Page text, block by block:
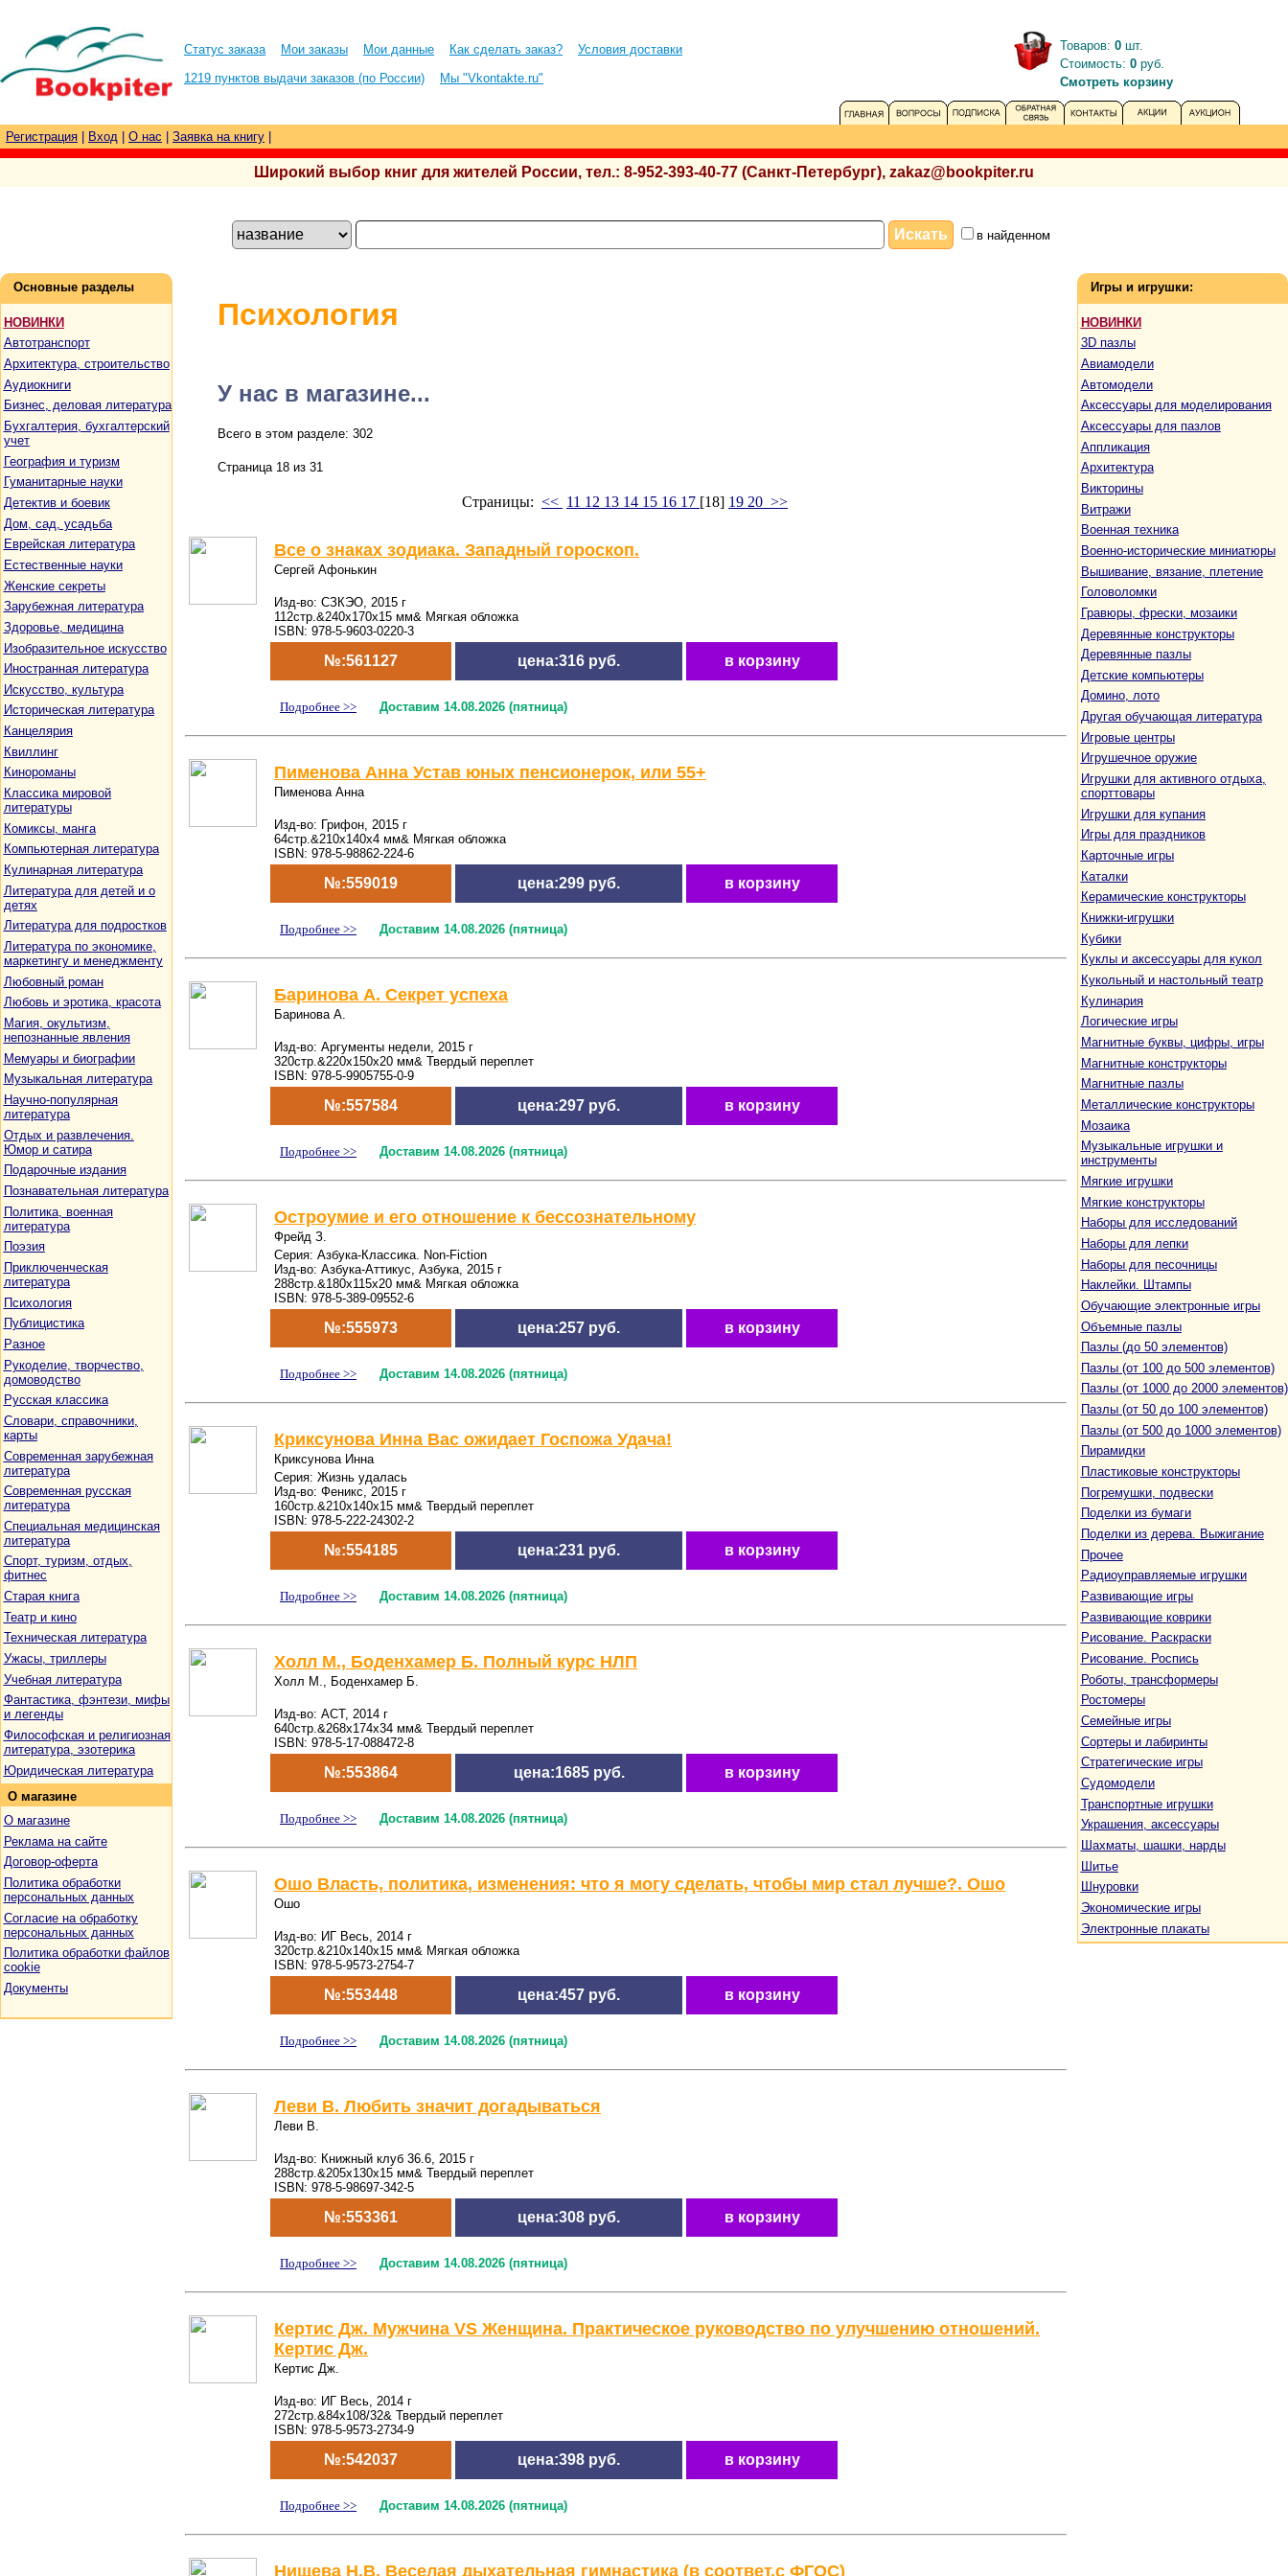
Статус заказа Мои заказы Мои данные Как сделать заказ?
Условия доставки
1219 пунктов выдачи заказов (по России)
Мы "Vkontakte.ru"
Товаров: 0 шт.
Стоимость: 0 руб.
Смотреть корзину
Регистрация Вход О нас Заявка на книгу
Широкий выбор книг для жителей России, тел.: 8-952-393-40-77 (Санкт-Петербург), zakaz@bookpiter.ru
в найденном
Основные разделы
НОВИНКИ
Автотранспорт
Архитектура, строительство
Аудиокниги
Бизнес, деловая литература
Бухгалтерия, бухгалтерский
учет
География и туризм
Гуманитарные науки
Детектив и боевик
Дом, сад, усадьба
Еврейская литература
Естественные науки
Женские секреты
Зарубежная литература
Здоровье, медицина
Изобразительное искусство
Иностранная литература
Искусство, культура
Историческая литература
Канцелярия
Квиллинг
Кинороманы
Классика мировой
литературы
Комиксы, манга
Компьютерная литература
Кулинарная литература
Литература для детей и о
детях
Литература для подростков
Литература по экономике,
маркетингу и менеджменту
Любовный роман
Любовь и эротика, красота
Магия, окультизм,
непознанные явления
Мемуары и биографии
Музыкальная литература
Научно-популярная
литература
Отдых и развлечения.
Юмор и сатира
Подарочные издания
Познавательная литература
Политика, военная
литература
Поэзия
Приключенческая
литература
Психология
Публицистика
Разное
Рукоделие, творчество,
домоводство
Русская классика
Словари, справочники,
карты
Современная зарубежная
литература
Современная русская
литература
Специальная медицинская
литература
Спорт, туризм, отдых,
фитнес
Старая книга
Театр и кино
Техническая литература
Ужасы, триллеры
Учебная литература
Фантастика, фэнтези, мифы
и легенды
Философская и религиозная
литература, эзотерика
Юридическая литература
О магазине
О магазине
Реклама на сайте
Договор-оферта
Политика обработки
персональных данных
Согласие на обработку
персональных данных
Политика обработки файлов
cookie
Документы
Психология
У нас в магазине...
Всего в этом разделе: 302
Страница 18 из 31
Страницы: << 11 12 13 14 15 16 17 [18] 19 20 >>
Все о знаках зодиака. Западный гороскоп.
Сергей Афонькин
Изд-во: СЗКЭО, 2015 г
112стр.&240x170x15 мм& Мягкая обложка
ISBN: 978-5-9603-0220-3
№:561127 цена:316 руб. в корзину
Подробнее >> Доставим 14.08.2026 (пятница)
Пименова Анна Устав юных пенсионерок, или 55+
Пименова Анна
Изд-во: Грифон, 2015 г
64стр.&210x140x4 мм& Мягкая обложка
ISBN: 978-5-98862-224-6
№:559019 цена:299 руб. в корзину
Подробнее >> Доставим 14.08.2026 (пятница)
Баринова А. Секрет успеха
Баринова А.
Изд-во: Аргументы недели, 2015 г
320стр.&220x150x20 мм& Твердый переплет
ISBN: 978-5-9905755-0-9
№:557584 цена:297 руб. в корзину
Подробнее >> Доставим 14.08.2026 (пятница)
Остроумие и его отношение к бессознательному
Фрейд З.
Серия: Азбука-Классика. Non-Fiction
Изд-во: Азбука-Аттикус, Азбука, 2015 г
288стр.&180x115x20 мм& Мягкая обложка
ISBN: 978-5-389-09552-6
№:555973 цена:257 руб. в корзину
Подробнее >> Доставим 14.08.2026 (пятница)
Криксунова Инна Вас ожидает Госпожа Удача!
Криксунова Инна
Серия: Жизнь удалась
Изд-во: Феникс, 2015 г
160стр.&210x140x15 мм& Твердый переплет
ISBN: 978-5-222-24302-2
№:554185 цена:231 руб. в корзину
Подробнее >> Доставим 14.08.2026 (пятница)
Холл М., Боденхамер Б. Полный курс НЛП
Холл М., Боденхамер Б.
Изд-во: АСТ, 2014 г
640стр.&268x174x34 мм& Твердый переплет
ISBN: 978-5-17-088472-8
№:553864 цена:1685 руб. в корзину
Подробнее >> Доставим 14.08.2026 (пятница)
Ошо Власть, политика, изменения: что я могу сделать, чтобы мир стал лучше?. Ошо
Ошо
Изд-во: ИГ Весь, 2014 г
320стр.&210x140x15 мм& Мягкая обложка
ISBN: 978-5-9573-2754-7
№:553448 цена:457 руб. в корзину
Подробнее >> Доставим 14.08.2026 (пятница)
Леви В. Любить значит догадываться
Леви В.
Изд-во: Книжный клуб 36.6, 2015 г
288стр.&205x130x15 мм& Твердый переплет
ISBN: 978-5-98697-342-5
№:553361 цена:308 руб. в корзину
Подробнее >> Доставим 14.08.2026 (пятница)
Кертис Дж. Мужчина VS Женщина. Практическое руководство по улучшению отношений.
Кертис Дж.
Кертис Дж.
Изд-во: ИГ Весь, 2014 г
272стр.&84x108/32& Твердый переплет
ISBN: 978-5-9573-2734-9
№:542037 цена:398 руб. в корзину
Подробнее >> Доставим 14.08.2026 (пятница)
Нищева Н.В. Веселая дыхательная гимнастика (в соответ.с ФГОС)
Игры и игрушки:
НОВИНКИ
3D пазлы
Авиамодели
Автомодели
Аксессуары для моделирования
Аксессуары для пазлов
Аппликация
Архитектура
Викторины
Витражи
Военная техника
Военно-исторические миниатюры
Вышивание, вязание, плетение
Головоломки
Гравюры, фрески, мозаики
Деревянные конструкторы
Деревянные пазлы
Детские компьютеры
Домино, лото
Другая обучающая литература
Игровые центры
Игрушечное оружие
Игрушки для активного отдыха,
спорттовары
Игрушки для купания
Игры для праздников
Карточные игры
Каталки
Керамические конструкторы
Книжки-игрушки
Кубики
Куклы и аксессуары для кукол
Кукольный и настольный театр
Кулинария
Логические игры
Магнитные буквы, цифры, игры
Магнитные конструкторы
Магнитные пазлы
Металлические конструкторы
Мозаика
Музыкальные игрушки и
инструменты
Мягкие игрушки
Мягкие конструкторы
Наборы для исследований
Наборы для лепки
Наборы для песочницы
Наклейки. Штампы
Обучающие электронные игры
Объемные пазлы
Пазлы (до 50 элементов)
Пазлы (от 100 до 500 элементов)
Пазлы (от 1000 до 2000 элементов)
Пазлы (от 50 до 100 элементов)
Пазлы (от 500 до 1000 элементов)
Пирамидки
Пластиковые конструкторы
Погремушки, подвески
Поделки из бумаги
Поделки из дерева. Выжигание
Прочее
Радиоуправляемые игрушки
Развивающие игры
Развивающие коврики
Рисование. Раскраски
Рисование. Роспись
Роботы, трансформеры
Ростомеры
Семейные игры
Сортеры и лабиринты
Стратегические игры
Судомодели
Транспортные игрушки
Украшения, аксессуары
Шахматы, шашки, нарды
Шитье
Шнуровки
Экономические игры
Электронные плакаты